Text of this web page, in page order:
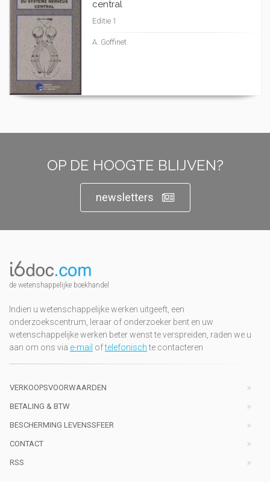
central
Editie 1
A. Goffinet
OP DE HOOGTE BLIJVEN?
newsletters
de wetenshappelijke boekhandel
Indien u wetenschappelijke werken uitgeeft, een
onderzoekscentrum, leraar of onderzoeker bent en uw
wetenschappelijke werken beter wenst te verspreiden, raden we u
aan om ons via e-mail oftelefonischte contacteren
VERKOOPSVOORWAARDEN
BETALING & BTW
BESCHERMING LEVENSSFEER
CONTACT
RSS